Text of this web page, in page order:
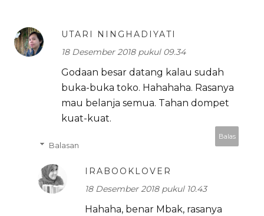
UTARI NINGHADIYATI
18 Desember 2018 pukul 09.34
Godaan besar datang kalau sudah
buka-buka toko. Hahahaha. Rasanya
mau belanja semua. Tahan dompet
kuat-kuat.
Balas
Balasan
IRABOOKLOVER
18 Desember 2018 pukul 10.43
Hahaha, benar Mbak, rasanya